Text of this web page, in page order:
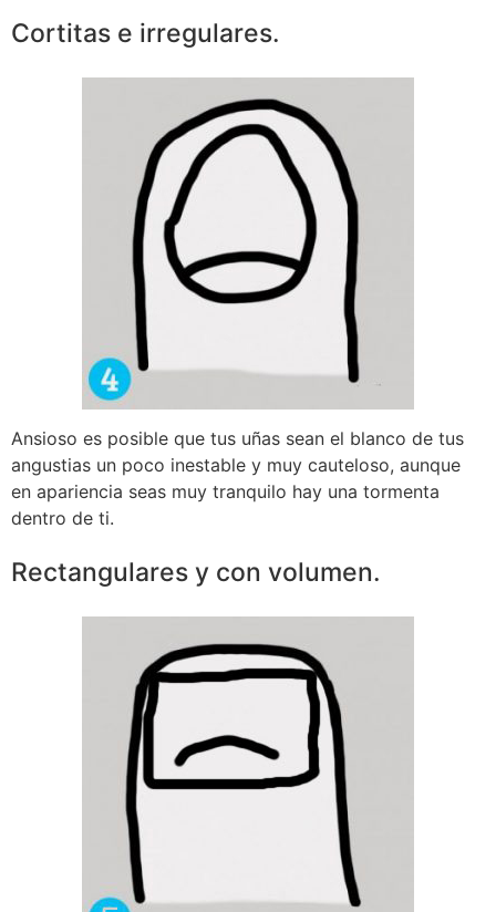
Cortitas e irregulares.
Ansioso es posible que tus uñas sean el blanco de tus
angustias un poco inestable y muy cauteloso, aunque
en apariencia seas muy tranquilo hay una tormenta
dentro de ti.
Rectangulares y con volumen.